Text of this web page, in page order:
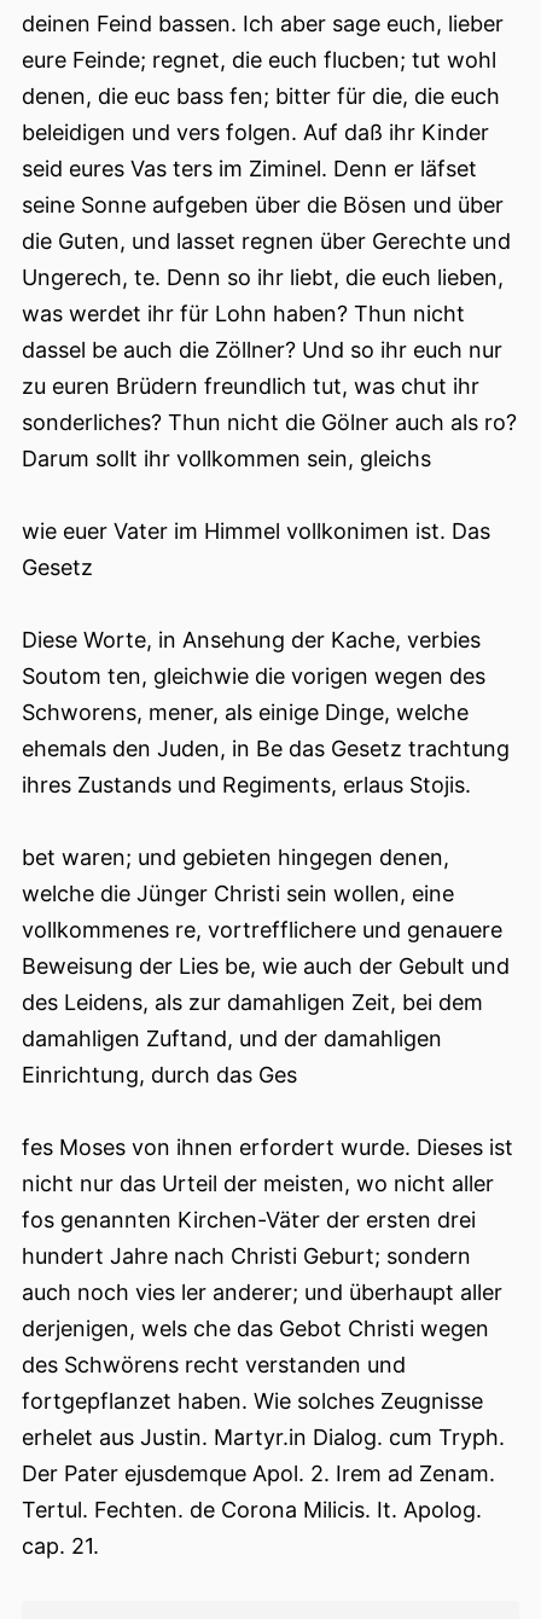
deinen Feind bassen. Ich aber sage euch, lieber
eure Feinde; regnet, die euch flucben; tut wohl
denen, die euc bass fen; bitter für die, die euch
beleidigen und vers folgen. Auf daß ihr Kinder
seid eures Vas ters im Ziminel. Denn er läfset
seine Sonne aufgeben über die Bösen und über
die Guten, und lasset regnen über Gerechte und
Ungerech, te. Denn so ihr liebt, die euch lieben,
was werdet ihr für Lohn haben? Thun nicht
dassel be auch die Zöllner? Und so ihr euch nur
zu euren Brüdern freundlich tut, was chut ihr
sonderliches? Thun nicht die Gölner auch als ro?
Darum sollt ihr vollkommen sein, gleichs
wie euer Vater im Himmel vollkonimen ist. Das
Gesetz
Diese Worte, in Ansehung der Kache, verbies
Soutom ten, gleichwie die vorigen wegen des
Schworens, mener, als einige Dinge, welche
ehemals den Juden, in Be das Gesetz trachtung
ihres Zustands und Regiments, erlaus Stojis.
bet waren; und gebieten hingegen denen,
welche die Jünger Christi sein wollen, eine
vollkommenes re, vortrefflichere und genauere
Beweisung der Lies be, wie auch der Gebult und
des Leidens, als zur damahligen Zeit, bei dem
damahligen Zuftand, und der damahligen
Einrichtung, durch das Ges
fes Moses von ihnen erfordert wurde. Dieses ist
nicht nur das Urteil der meisten, wo nicht aller
fos genannten Kirchen-Väter der ersten drei
hundert Jahre nach Christi Geburt; sondern
auch noch vies ler anderer; und überhaupt aller
derjenigen, wels che das Gebot Christi wegen
des Schwörens recht verstanden und
fortgepflanzet haben. Wie solches Zeugnisse
erhelet aus Justin. Martyr.in Dialog. cum Tryph.
Der Pater ejusdemque Apol. 2. Irem ad Zenam.
Tertul. Fechten. de Corona Milicis. It. Apolog.
cap. 21.